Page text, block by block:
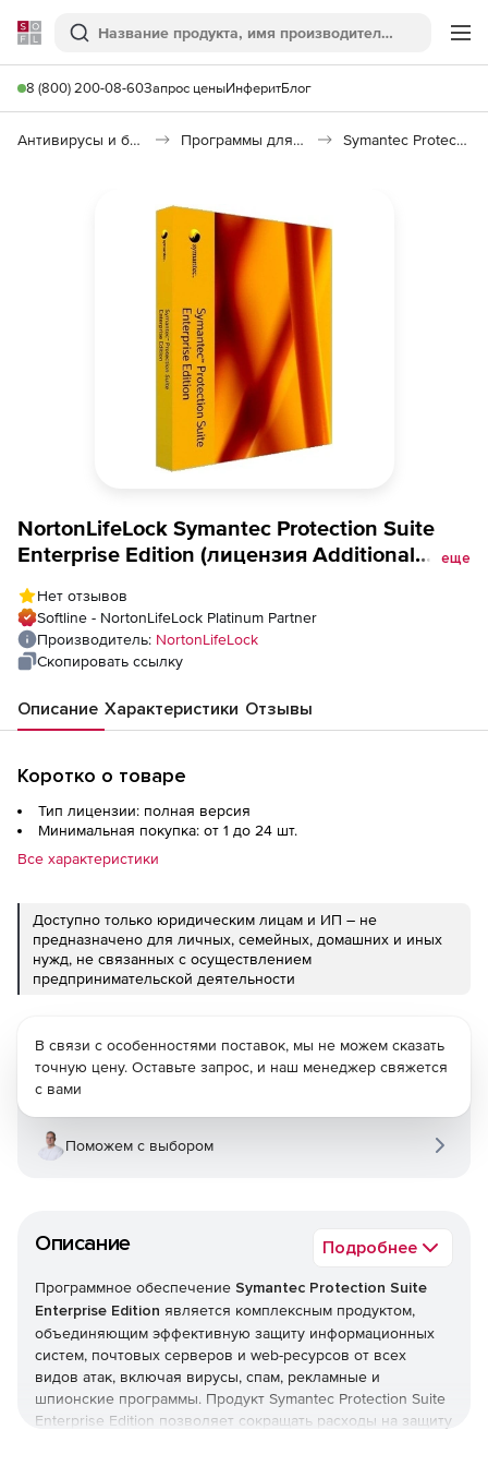
Softline
Поиск
8 (800) 200-08-60Запрос ценыИнферитБлог
Антивирусы и безопасность Программы для защиты информации Symantec Protection Suite Enterprise Edition
NortonLifeLock Symantec Protection Suite
Enterprise Edition (лицензия Additional
академических учреждений), Количество
устройств
еще
Нет отзывов
Softline - NortonLifeLock Platinum Partner
Производитель: NortonLifeLock
Скопировать ссылку
Описание Характеристики Отзывы
Коротко о товаре
Тип лицензии: полная версия
Минимальная покупка: от 1 до 24 шт.
Все характеристики
Доступно только юридическим лицам и ИП – не
предназначено для личных, семейных, домашних и иных
нужд, не связанных с осуществлением
предпринимательской деятельности
Описание Подробнее
Программное обеспечение Symantec Protection Suite
Enterprise Edition является комплексным продуктом,
объединяющим эффективную защиту информационных
систем, почтовых серверов и web-ресурсов от всех
видов атак, включая вирусы, спам, рекламные и
шпионские программы. Продукт Symantec Protection Suite
Enterprise Edition позволяет сокращать расходы на защиту
В связи с особенностями поставок, мы не можем сказать
точную цену. Оставьте запрос, и наш менеджер свяжется
с вами
Поможем с выбором